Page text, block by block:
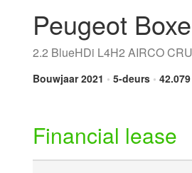
Peugeot
2.2 BlueHDi L4H2 AIRCO
Bouwjaar 2021 • 5-deurs •
Financial lease